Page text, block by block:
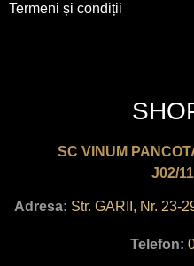
Termeni și condiții
SC VINUM
J02/
Adresa: Str. GARII, Nr. 23-
Telefon: